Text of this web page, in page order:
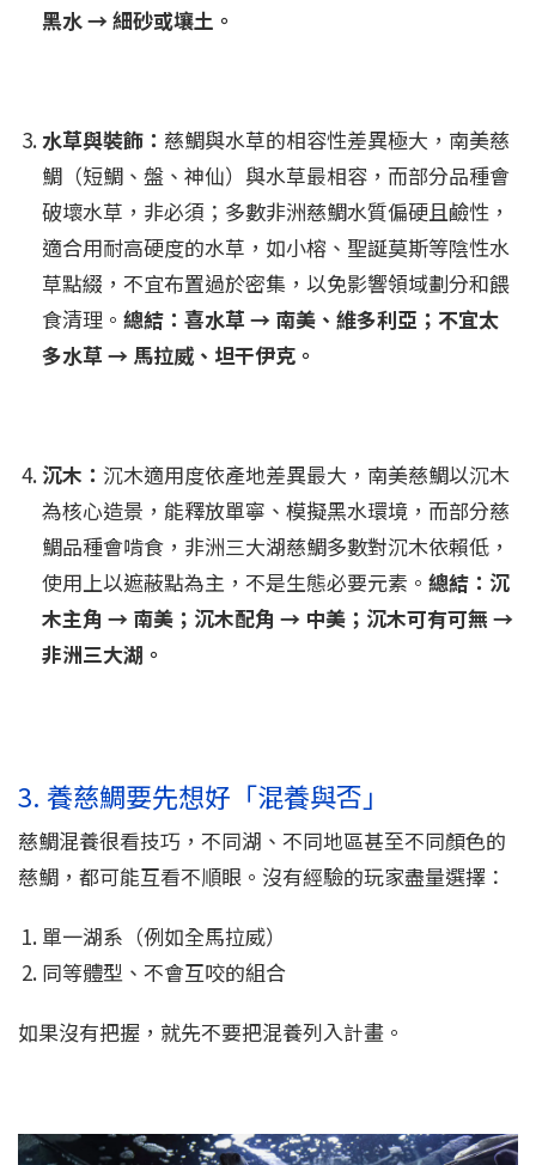
黑水 → 細砂或壤土。
水草與裝飾： 慈鯛與水草的相容性差異極大，南美慈
鯛（短鯛、盤、神仙）與水草最相容，而部分品種會
破壞水草，非必須；多數非洲慈鯛水質偏硬且鹼性，
適合用耐高硬度的水草，如小榕、聖誕莫斯等陰性水
草點綴，不宜布置過於密集，以免影響領域劃分和餵
食清理。 ​總結：喜水草 → 南美、維多利亞；不宜太
多水草 → 馬拉威、坦干伊克。
沉木： 沉木適用度依產地差異最大，南美慈鯛以沉木
為核心造景，能釋放單寧、模擬黑水環境，而部分慈
鯛品種會啃食，非洲三大湖慈鯛多數對沉木依賴低，
使用上以遮蔽點為主，不是生態必要元素。 總結：沉
木主角 → 南美；沉木配角 → 中美；沉木可有可無 →
非洲三大湖。
3. 養慈鯛要先想好「混養與否」
慈鯛混養很看技巧，不同湖、不同地區甚至不同顏色的
慈鯛，都可能互看不順眼。沒有經驗的玩家盡量選擇：
單一湖系（例如全馬拉威）
同等體型、不會互咬的組合
如果沒有把握，就先不要把混養列入計畫。